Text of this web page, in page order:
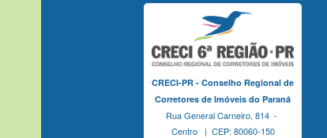
CRECI-PR - Conselho Regional de
Corretores de Imóveis do Paraná
Rua General Carneiro, 814 -
Centro | CEP: 80060-150